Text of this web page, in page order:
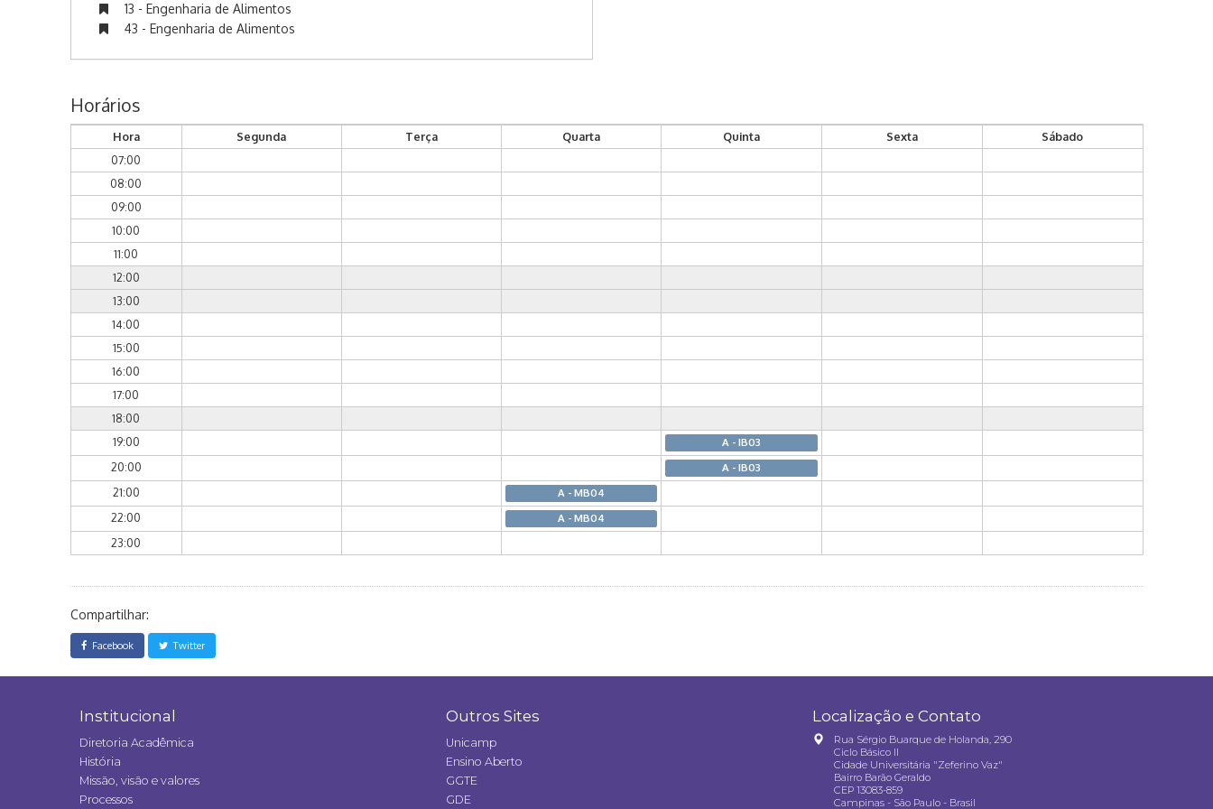
13 - Engenharia de Alimentos
43 - Engenharia de Alimentos
Horários
Hora Segunda Terça Quarta Quinta Sexta
Sábado
07:00
08:00
09:00
10:00
11:00
12:00
13:00
14:00
15:00
16:00
17:00
18:00
19:00
A - IB03
20:00 A - IB03
21:00 A - MB04
22:00 A - MB04
23:00
Compartilhar:
Facebook Twitter
Institucional
Diretoria Acadêmica
História
Missão, visão e valores
Processos
Outros Sites
Unicamp
Ensino Aberto
GGTE
GDE
Localização e Contato
Rua Sérgio Buarque de Holanda, 290
Ciclo Básico II
Cidade Universitária "Zeferino Vaz"
Bairro Barão Geraldo
CEP 13083-859
Campinas - São Paulo - Brasil